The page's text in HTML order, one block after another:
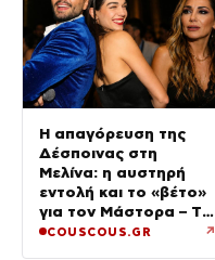
Η απαγόρευση της
Δέσποινας στη
Μελίνα: η αυστηρή
εντολή και το «βέτο»
για τον Μάστορα – Τα
τηλεφωνήματα που
COUSCOUS.GR ↗